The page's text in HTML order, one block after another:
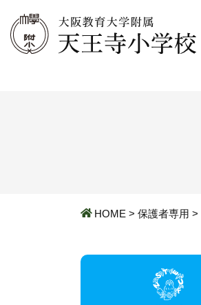
HOME > 保護者専用 >